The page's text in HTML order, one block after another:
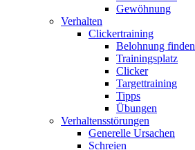
Gewöhnung
Verhalten
Clickertraining
Belohnung finden
Trainingsplatz
Clicker
Targettraining
Tipps
Übungen
Verhaltensstörungen
Generelle Ursachen
Schreien